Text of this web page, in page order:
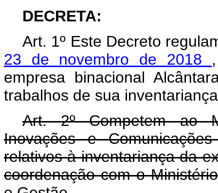
DECRETA:
Art. 1º Este Decreto
23 de novembro de 2018
empresa binacional
trabalhos de sua
Art. 2º Competem ao
Inovações e
relativos à inventariança da
coordenação com o